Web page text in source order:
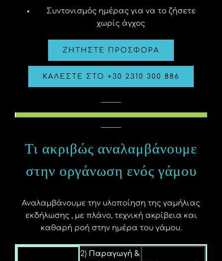
Συντονισμός ημέρας για να το ζήσετε
χωρίς άγχος
ΖΗΤΗΣΤΕ ΠΡΟΣΦΟΡΑ
ΚΑΛΕΣΤΕ ΣΤΟ +30 2310 300 886
Τι ακριβώς αναλαμβάνουμε
στην οργάνωση ενός γάμου
Αναλαμβάνουμε την υλοποίηση της γαμήλιας
εκδήλωσης , με πλάνο, τεχνική ακρίβεια και
καθαρή ροή στην ημέρα του γάμου.
2) Παραγωγή &